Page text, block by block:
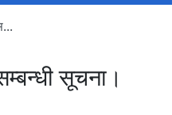
सूचना।